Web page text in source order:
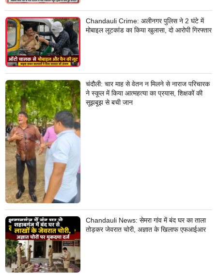
Chandauli Crime: अलीनगर पुलिस ने 2 घंटे में
मोबाइल लूटकांड का किया खुलासा, दो आरोपी गिरफ्तार
चंदौली: चार माह से वेतन न मिलने से नाराज परिचारक
ने स्कूल में किया आत्महत्या का प्रयास, शिक्षकों की
सूझबूझ से बची जान
Chandauli News: सेमरा गांव में बंद घर का ताला
तोड़कर जेवरात चोरी, अज्ञात के खिलाफ एफआईआर